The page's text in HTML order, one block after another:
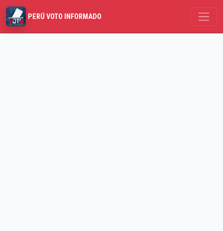
PERÚ VOTO INFORMADO